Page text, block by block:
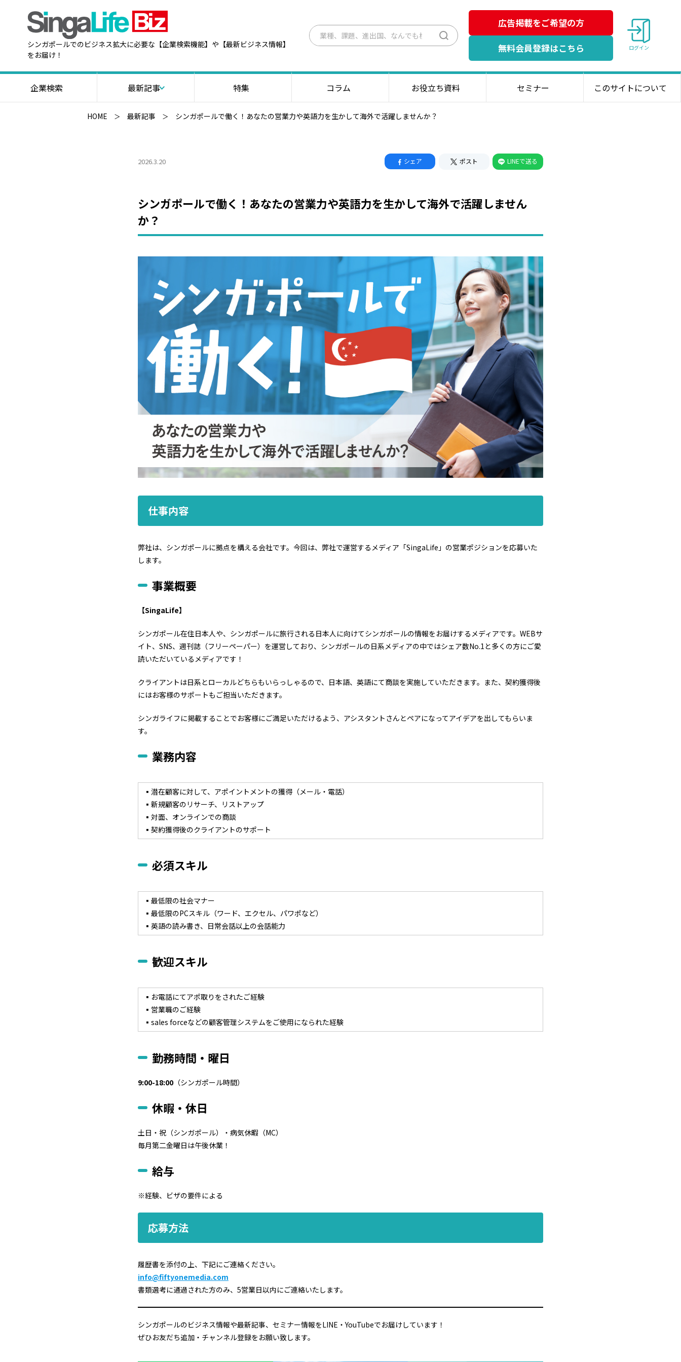
シンガポールでのビジネス拡大に必要な【企業検索機能】や【最新ビジネス情報】
をお届け！
検
広告掲載をご希望の方
無料会員登録はこちら
ログイン
企業検索 最新記事 特集 コラム お役立ち資料 セミナー このサイトについて
HOME 最新記事 シンガポールで働く！あなたの営業力や英語力を生かして海外で活躍しませんか？
2026.3.20 シェア ポスト LINEで送る
シンガポールで働く！あなたの営業力や英語力を生かして海外で活躍しません
か？
仕事内容
弊社は、シンガポールに拠点を構える会社です。今回は、弊社で運営するメディア「SingaLife」の営業ポジションを応募いた
します。
事業概要
【SingaLife】
シンガポール在住日本人や、シンガポールに旅行される日本人に向けてシンガポールの情報をお届けするメディアです。WEBサ
イト、SNS、週刊誌（フリーペーパー）を運営しており、シンガポールの日系メディアの中ではシェア数No.1と多くの方にご愛
読いただいているメディアです！
クライアントは日系とローカルどちらもいらっしゃるので、日本語、英語にて商談を実施していただきます。また、契約獲得後
にはお客様のサポートもご担当いただきます。
シンガライフに掲載することでお客様にご満足いただけるよう、アシスタントさんとペアになってアイデアを出してもらいま
す。
業務内容
▪潜在顧客に対して、アポイントメントの獲得（メール・電話）
▪新規顧客のリサーチ、リストアップ
▪対面、オンラインでの商談
▪契約獲得後のクライアントのサポート
必須スキル
▪最低限の社会マナー
▪最低限のPCスキル（ワード、エクセル、パワポなど）
▪英語の読み書き、日常会話以上の会話能力
歓迎スキル
▪お電話にてアポ取りをされたご経験
▪営業職のご経験
▪sales forceなどの顧客管理システムをご使用になられた経験
勤務時間・曜日
9:00-18:00 （シンガポール時間）
休暇・休日
土日・祝（シンガポール）・病気休暇（MC）
毎月第二金曜日は午後休業！
給与
※経験、ビザの要件による
応募方法
履歴書を添付の上、下記にご連絡ください。
info@fiftyonemedia.com
書類選考に通過された方のみ、5営業日以内にご連絡いたします。
シンガポールのビジネス情報や最新記事、セミナー情報をLINE・YouTubeでお届けしています！
ぜひお友だち追加・チャンネル登録をお願い致します。